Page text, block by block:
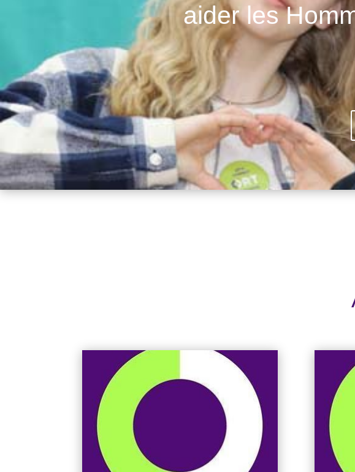
aider les